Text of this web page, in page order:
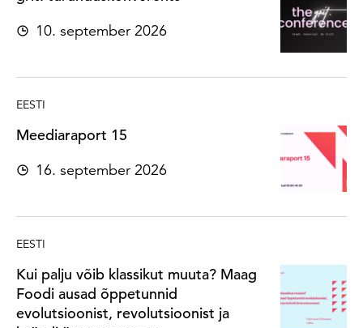
10. september 2026
EESTI
Meediaraport 15
16. september 2026
EESTI
Kui palju võib klassikut muuta? Maag
Foodi ausad õppetunnid
evolutsioonist, revolutsioonist ja